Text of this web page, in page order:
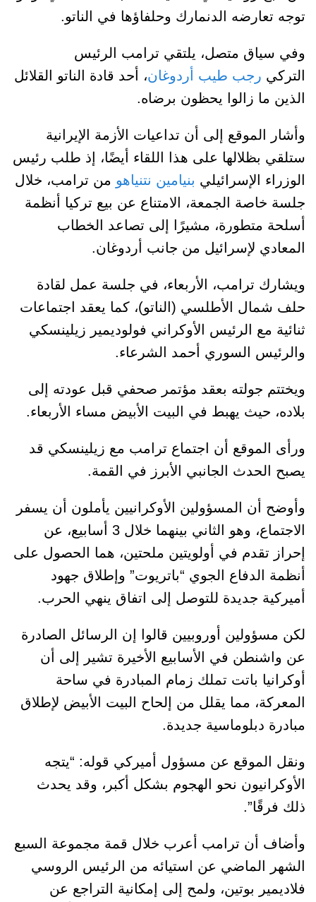
توجه تعارضه الدنمارك وحلفاؤها في الناتو.
وفي سياق متصل، يلتقي ترامب الرئيس
التركي رجب طيب أردوغان، أحد قادة الناتو القلائل
الذين ما زالوا يحظون برضاه.
وأشار الموقع إلى أن تداعيات الأزمة الإيرانية
ستلقي بظلالها على هذا اللقاء أيضًا، إذ طلب رئيس
الوزراء الإسرائيلي بنيامين نتنياهو من ترامب، خلال
جلسة خاصة الجمعة، الامتناع عن بيع تركيا أنظمة
أسلحة متطورة، مشيرًا إلى تصاعد الخطاب
المعادي لإسرائيل من جانب أردوغان.
ويشارك ترامب، الأربعاء، في جلسة عمل لقادة
حلف شمال الأطلسي (الناتو)، كما يعقد اجتماعات
ثنائية مع الرئيس الأوكراني فولوديمير زيلينسكي
والرئيس السوري أحمد الشرعاء.
ويختتم جولته بعقد مؤتمر صحفي قبل عودته إلى
بلاده، حيث يهبط في البيت الأبيض مساء الأربعاء.
ورأى الموقع أن اجتماع ترامب مع زيلينسكي قد
يصبح الحدث الجانبي الأبرز في القمة.
وأوضح أن المسؤولين الأوكرانيين يأملون أن يسفر
الاجتماع، وهو الثاني بينهما خلال 3 أسابيع، عن
إحراز تقدم في أولويتين ملحتين، هما الحصول على
أنظمة الدفاع الجوي “باتريوت” وإطلاق جهود
أميركية جديدة للتوصل إلى اتفاق ينهي الحرب.
لكن مسؤولين أوروبيين قالوا إن الرسائل الصادرة
عن واشنطن في الأسابيع الأخيرة تشير إلى أن
أوكرانيا باتت تملك زمام المبادرة في ساحة
المعركة، مما يقلل من إلحاح البيت الأبيض لإطلاق
مبادرة دبلوماسية جديدة.
ونقل الموقع عن مسؤول أميركي قوله: “يتجه
الأوكرانيون نحو الهجوم بشكل أكبر، وقد يحدث
ذلك فرقًا”.
وأضاف أن ترامب أعرب خلال قمة مجموعة السبع
الشهر الماضي عن استيائه من الرئيس الروسي
فلاديمير بوتين، ولمح إلى إمكانية التراجع عن